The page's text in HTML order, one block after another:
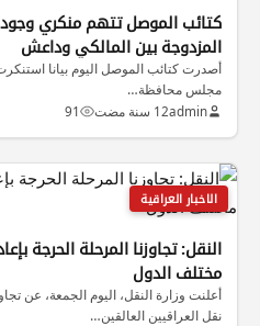
كتائب الموصل تتهم منكري
المزدوجة بين المالكي وداعش
أصدرت كتائب الموصل اليوم بيانا
مجلس محافظة…
admin12 سنة مضت 91
الاخبار العراقية
النقل: تجاوزنا المرحلة الحرجة
مختلف الدول
أعلنت وزارة النقل، اليوم الجمعة، عن
نقل العراقيين العالقين…